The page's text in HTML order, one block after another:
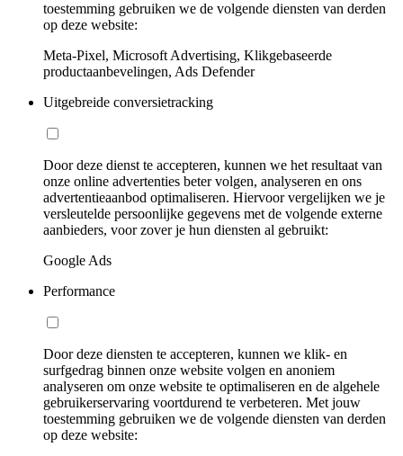
toestemming gebruiken we de volgende diensten van derden
op deze website:
Meta-Pixel, Microsoft Advertising, Klikgebaseerde
productaanbevelingen, Ads Defender
Uitgebreide conversietracking
Door deze dienst te accepteren, kunnen we het resultaat van
onze online advertenties beter volgen, analyseren en ons
advertentieaanbod optimaliseren. Hiervoor vergelijken we je
versleutelde persoonlijke gegevens met de volgende externe
aanbieders, voor zover je hun diensten al gebruikt:
Google Ads
Performance
Door deze diensten te accepteren, kunnen we klik- en
surfgedrag binnen onze website volgen en anoniem
analyseren om onze website te optimaliseren en de algehele
gebruikerservaring voortdurend te verbeteren. Met jouw
toestemming gebruiken we de volgende diensten van derden
op deze website: